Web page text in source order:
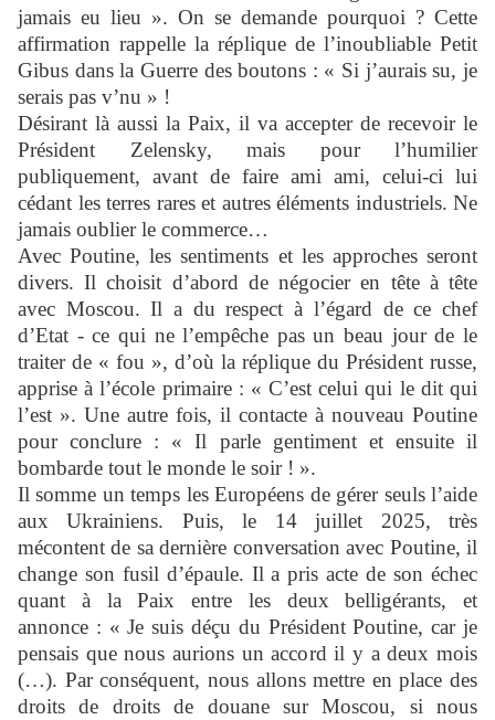
jamais eu lieu ». On se demande pourquoi ? Cette
affirmation rappelle la réplique de l’inoubliable Petit
Gibus dans la Guerre des boutons : « Si j’aurais su, je
serais pas v’nu » !
Désirant là aussi la Paix, il va accepter de recevoir le
Président Zelensky, mais pour l’humilier
publiquement, avant de faire ami ami, celui-ci lui
cédant les terres rares et autres éléments industriels. Ne
jamais oublier le commerce…
Avec Poutine, les sentiments et les approches seront
divers. Il choisit d’abord de négocier en tête à tête
avec Moscou. Il a du respect à l’égard de ce chef
d’Etat - ce qui ne l’empêche pas un beau jour de le
traiter de « fou », d’où la réplique du Président russe,
apprise à l’école primaire : « C’est celui qui le dit qui
l’est ». Une autre fois, il contacte à nouveau Poutine
pour conclure : « Il parle gentiment et ensuite il
bombarde tout le monde le soir ! ».
Il somme un temps les Européens de gérer seuls l’aide
aux Ukrainiens. Puis, le 14 juillet 2025, très
mécontent de sa dernière conversation avec Poutine, il
change son fusil d’épaule. Il a pris acte de son échec
quant à la Paix entre les deux belligérants, et
annonce : « Je suis déçu du Président Poutine, car je
pensais que nous aurions un accord il y a deux mois
(…). Par conséquent, nous allons mettre en place des
droits de droits de douane sur Moscou, si nous